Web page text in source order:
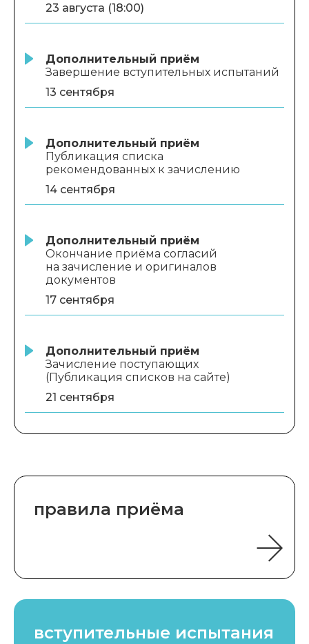
23 августа (18:00)
Дополнительный приём
Завершение вступительных испытаний
13 сентября
Дополнительный приём
Публикация списка
рекомендованных к зачислению
14 сентября
Дополнительный приём
Окончание приёма согласий
на зачисление и оригиналов
документов
17 сентября
Дополнительный приём
Зачисление поступающих
(Публикация списков на сайте)
21 сентября
правила приёма
вступительные испытания